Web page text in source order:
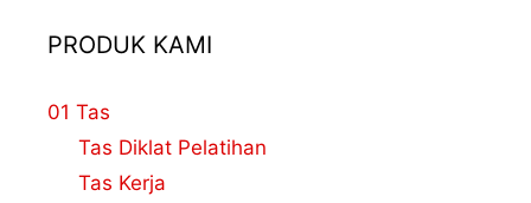
PRODUK KAMI
01 Tas
Tas Diklat Pelatihan
Tas Kerja